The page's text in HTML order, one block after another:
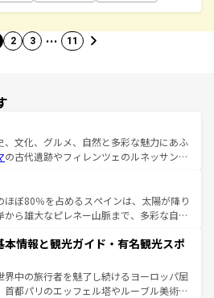
2 3 … 11
、文化、グルメ、自然と多彩な魅力にあふ
の古代遺跡やフィレンツェのルネッサンス
ナの美しい田園風景やアマルフィ海岸の絶
観も見逃せない。観光の合間には、本場の
ど、絶品のイタリア料理を堪能することも
タリアで、忘れられない旅をしてみよう！
リア情報は
ほぼ80％を占めるスペインは、太陽が降り
から雄大なピレネー山脈まで、多彩な自然
の国では、情熱的なフラメンコ、熱気あふ
て美味しいタパスが生活の一部となってい
ードの洗練された雰囲気や、バルセロナの
街角から、地方では古代ローマ遺跡や中世
本情報と観光ガイド・有名観光スポ
界中の旅行者を魅了し続けるヨーロッパ屈
首都パリのエッフェル塔やルーブル美術館